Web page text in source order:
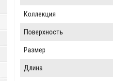
Коллекция
Поверхность
Размер
Длина